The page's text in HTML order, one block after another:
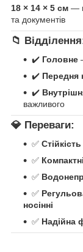
18 × 14 × 5 см —
та документів
📁
✔️ Головне
✔️ Передня
✔️
важливого
💎 Переваги:
✅
✅
✅
✅
носінні
✅ Надійна